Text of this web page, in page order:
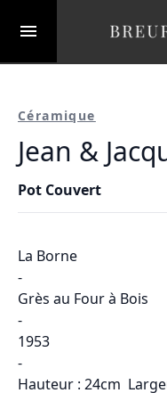
Céramique
Jean &
Pot Couvert
La Borne
-
Grès au Four à Bois
-
1953
-
Hauteur : 24cm